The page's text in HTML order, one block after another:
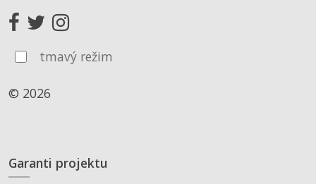
tmavý režim
© 2026
Garanti projektu